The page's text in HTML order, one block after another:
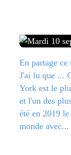
En partage
J'ai lu que ...
York est le
et l'un des
été en 2019
monde avec...